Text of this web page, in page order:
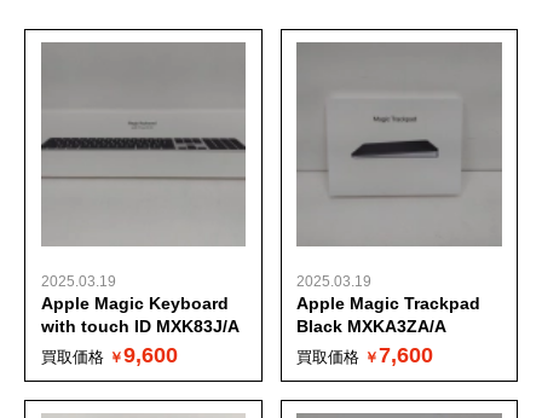
2025.03.19
Apple Magic Keyboard
with touch ID MXK83J/A
買取価格 9,600
2025.03.19
Apple Magic Trackpad
Black MXKA3ZA/A
買取価格 7,600